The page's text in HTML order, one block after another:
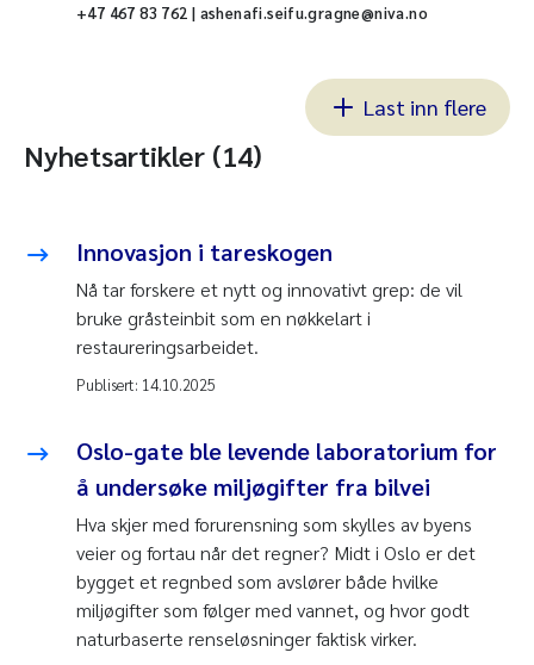
+47 467 83 762 | ashenafi.seifu.gragne@niva.no
Last inn flere
Nyhetsartikler (14)
Innovasjon i tareskogen
Nå tar forskere et nytt og innovativt grep: de vil
bruke gråsteinbit som en nøkkelart i
restaureringsarbeidet.
Publisert: 14.10.2025
Oslo-gate ble levende laboratorium for
å undersøke miljøgifter fra bilvei
Hva skjer med forurensning som skylles av byens
veier og fortau når det regner? Midt i Oslo er det
bygget et regnbed som avslører både hvilke
miljøgifter som følger med vannet, og hvor godt
naturbaserte renseløsninger faktisk virker.